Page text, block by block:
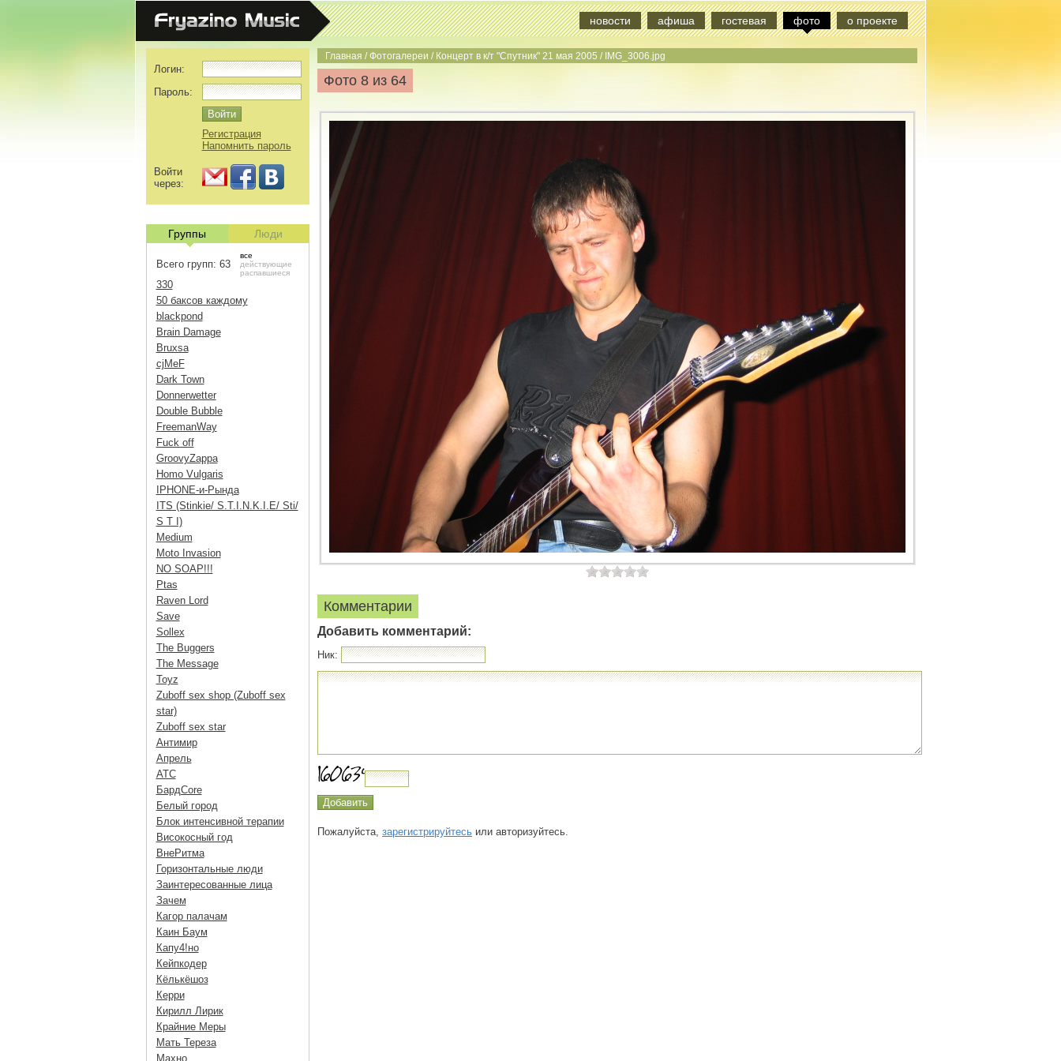
новости афиша гостевая фото о проекте
Главная /Фотогалереи / Концерт в к/т "Спутник" 21 мая 2005 / IMG_3006.jpg
Фото 8 из 64
Комментарии
Добавить комментарий:
Ник:
Пожалуйста, зарегистрируйтесь или авторизуйтесь.
Логин:
Пароль:
Регистрация
Напомнить пароль
Войти
через:
Группы Люди
Всего групп: 63
все
действующие
распавшиеся
330
50 баксов каждому
blackpond
Brain Damage
Bruxsa
cjMeF
Dark Town
Donnerwetter
Double Bubble
FreemanWay
Fuck off
GroovyZappa
Homo Vulgaris
IPHONE-и-Рында
ITS (Stinkie/ S.T.I.N.K.I.E/ Sti/
S T I)
Medium
Moto Invasion
NO SOAP!!!
Ptas
Raven Lord
Save
Sollex
The Buggers
The Message
Toyz
Zuboff sex shop (Zuboff sex
star)
Zuboff sex star
Антимир
Апрель
АТС
БардCore
Белый город
Блок интенсивной терапии
Високосный год
ВнеРитма
Горизонтальные люди
Заинтересованные лица
Зачем
Кагор палачам
Каин Баум
Капу4!но
Кейпкодер
Кёлькёшоз
Керри
Кирилл Лирик
Крайние Меры
Мать Тереза
Махно